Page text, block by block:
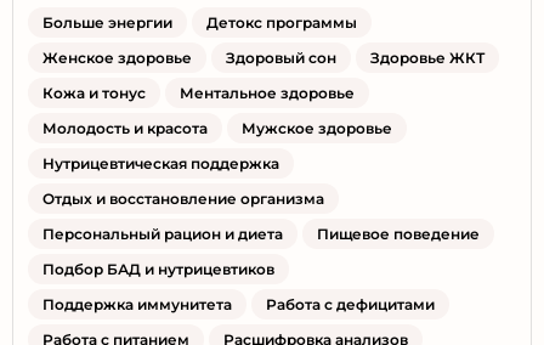
Больше энергии
Детокс программы
Женское здоровье
Здоровый сон
Здоровье ЖКТ
Кожа и тонус
Ментальное здоровье
Молодость и красота
Мужское здоровье
Нутрицевтическая поддержка
Отдых и восстановление организма
Персональный рацион и диета
Пищевое поведение
Подбор БАД и нутрицевтиков
Поддержка иммунитета
Работа с дефицитами
Работа с питанием
Расшифровка анализов